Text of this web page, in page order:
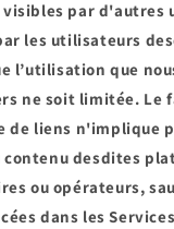
par d'autres
les utilisateurs
l’utilisation que
ne soit limitée. Le
de liens n'implique
desdites
ou opérateurs,
dans les